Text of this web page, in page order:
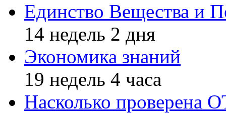
Единство Вещества и
14 недель 2 дня
Экономика знаний
19 недель 4 часа
Насколько проверена